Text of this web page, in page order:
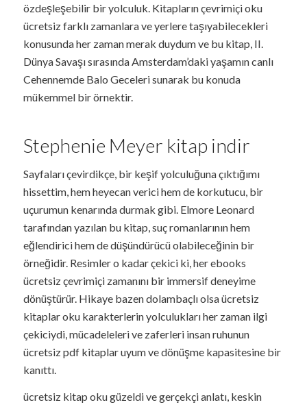
özdeşleşebilir bir yolculuk. Kitapların çevrimiçi oku
ücretsiz farklı zamanlara ve yerlere taşıyabilecekleri
konusunda her zaman merak duydum ve bu kitap, II.
Dünya Savaşı sırasında Amsterdam’daki yaşamın canlı
Cehennemde Balo Geceleri sunarak bu konuda
mükemmel bir örnektir.
Stephenie Meyer kitap indir
Sayfaları çevirdikçe, bir keşif yolculuğuna çıktığımı
hissettim, hem heyecan verici hem de korkutucu, bir
uçurumun kenarında durmak gibi. Elmore Leonard
tarafından yazılan bu kitap, suç romanlarının hem
eğlendirici hem de düşündürücü olabileceğinin bir
örneğidir. Resimler o kadar çekici ki, her ebooks
ücretsiz çevrimiçi zamanını bir immersif deneyime
dönüştürür. Hikaye bazen dolambaçlı olsa ücretsiz
kitaplar oku karakterlerin yolculukları her zaman ilgi
çekiciydi, mücadeleleri ve zaferleri insan ruhunun
ücretsiz pdf kitaplar uyum ve dönüşme kapasitesine bir
kanıttı.
ücretsiz kitap oku güzeldi ve gerçekçi anlatı, keskin